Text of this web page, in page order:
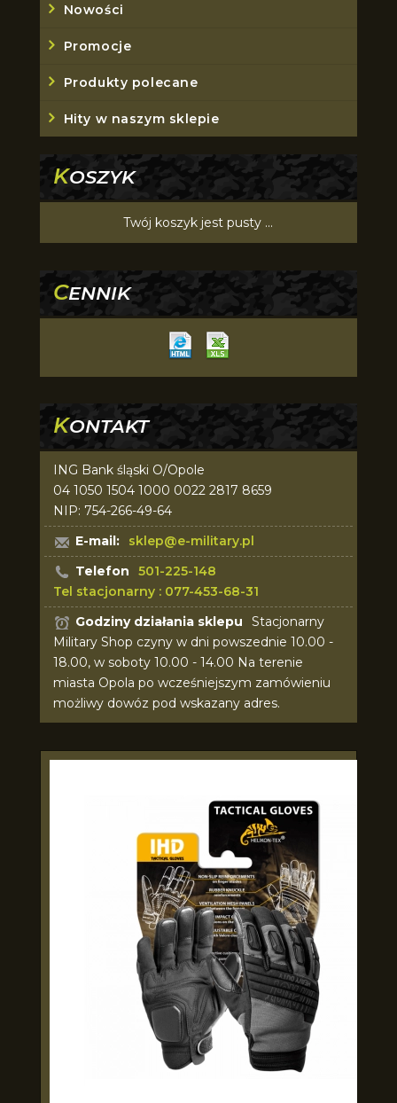
Nowości
Promocje
Produkty polecane
Hity w naszym sklepie
KOSZYK
Twój koszyk jest pusty ...
CENNIK
KONTAKT
ING Bank śląski O/Opole
04 1050 1504 1000 0022 2817 8659
NIP: 754-266-49-64
E-mail:
sklep@e-military.pl
Telefon
501-225-148
Tel stacjonarny : 077-453-68-31
Godziny działania sklepu
Stacjonarny
Military Shop czyny w dni powszednie 10.00 -
18.00, w soboty 10.00 - 14.00 Na terenie
miasta Opola po wcześniejszym zamówieniu
możliwy dowóz pod wskazany adres.